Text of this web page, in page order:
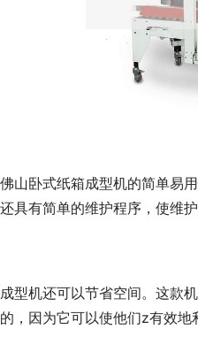
山卧式纸箱成型机的简单易
具有简单的维护程序，使维
型机还可以节省空间。这款
，因为它可以使他们z有效地